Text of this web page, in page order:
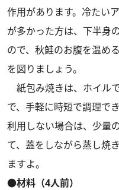
作用があります。冷たい
が多かった方は、下半身
ので、秋鮭のお腹を温め
を図りましょう。
紙包み焼きは、ホイル
で、手軽に時短で調理で
利用しない場合は、少量
て、蓋をしながら蒸し焼
ますよ。
●材料（4人前）